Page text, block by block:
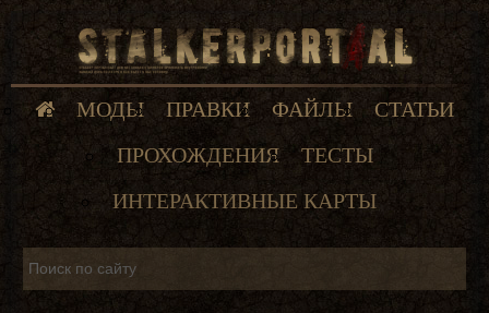
МОДЫ ПРАВКИ ФАЙЛЫ
СТАТЬИ
ПРОХОЖДЕНИЯ
ТЕСТЫ
ИНТЕРАКТИВНЫЕ КАРТЫ